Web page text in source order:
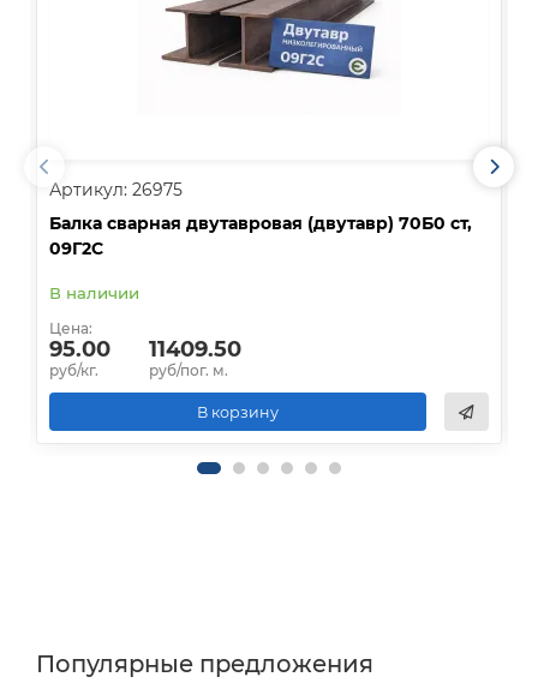
Артикул: 26975
Балка сварная двутавровая (двутавр) 70Б0 ст,
09Г2С
В наличии
Цена:
95.00
руб/кг.
11409.50
руб/пог. м.
В корзину
Популярные предложения